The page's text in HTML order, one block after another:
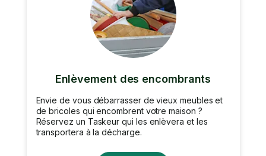
Enlèvement des encombrants
Envie de vous débarrasser de vieux meubles et
de bricoles qui encombrent votre maison ?
Réservez un Taskeur qui les enlèvera et les
transportera à la décharge.